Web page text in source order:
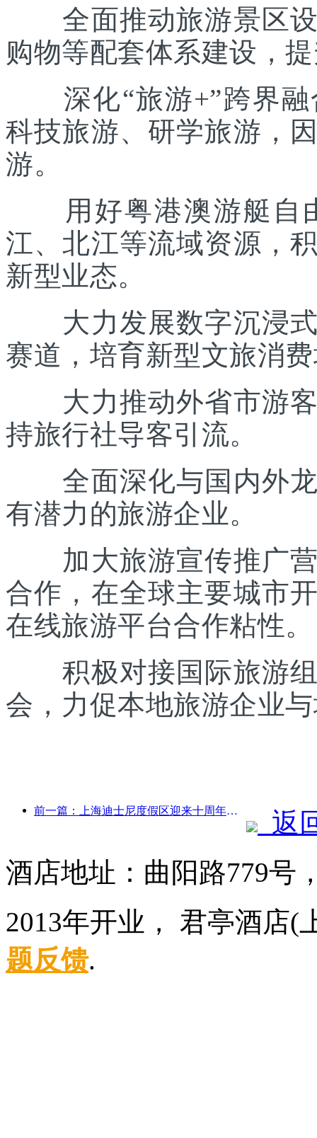
全面推动旅游景区设
购物等配套体系建设，
深化“旅游+”跨界融
科技旅游、研学旅游，
游。
用好粤港澳游艇自
江、北江等流域资源，
新型业态。
大力发展数字沉浸式
赛道，培育新型文旅消
大力推动外省市游客
持旅行社导客引流。
全面深化与国内外龙
有潜力的旅游企业。
加大旅游宣传推广营
合作，在全球主要城市
在线旅游平台合作粘性。
积极对接国际旅游组
会，力促本地旅游企业
前一篇：上海迪士尼度假区迎来十周年，累计接待游客超1亿人次
返
酒店地址：曲阳路779号
2013年开业， 君亭酒
题反馈.